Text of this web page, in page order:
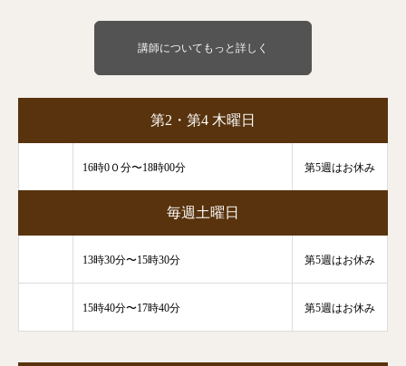
講師についてもっと詳しく
第2・第4 木曜日
16時0０分〜18時00分 第5週はお休み
毎週土曜日
13時30分〜15時30分 第5週はお休み
15時40分〜17時40分 第5週はお休み